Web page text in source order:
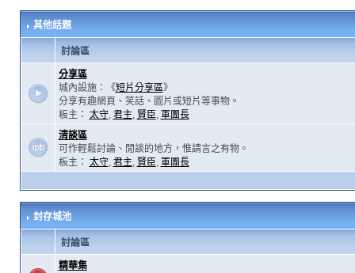
其他話題
討論區
分享區
城內設施：《短片分享區》
分享有趣網頁、笑話、圖片或短片等事物。
板主： 太守, 君主, 賢臣, 軍團長
清談區
可作輕鬆討論、閒談的地方，惟請言之有物。
板主： 太守, 君主, 賢臣, 軍團長
封存城池
討論區
精華集